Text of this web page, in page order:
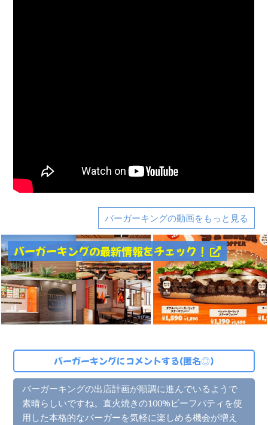
バーガーキングの動画をもっと見る
バーガーキングの最新情報をチェック！
バーガーキングにコメントする(匿名◎)
バーガーキングの出店計画が順調に進んでいるようで
素晴らしいですね。直火焼きの100%ビーフパティを使
用した本格的なバーガーを気軽に楽しめる機会が増え